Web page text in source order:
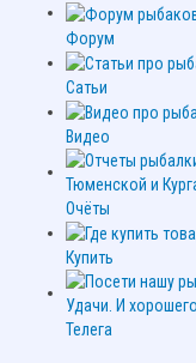
Форум
Сатьи
Видео
Очёты
Купить
Телега